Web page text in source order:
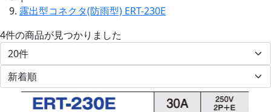
露出型コネクタ(防雨型) ERT-230E
4件の商品が見つかりました